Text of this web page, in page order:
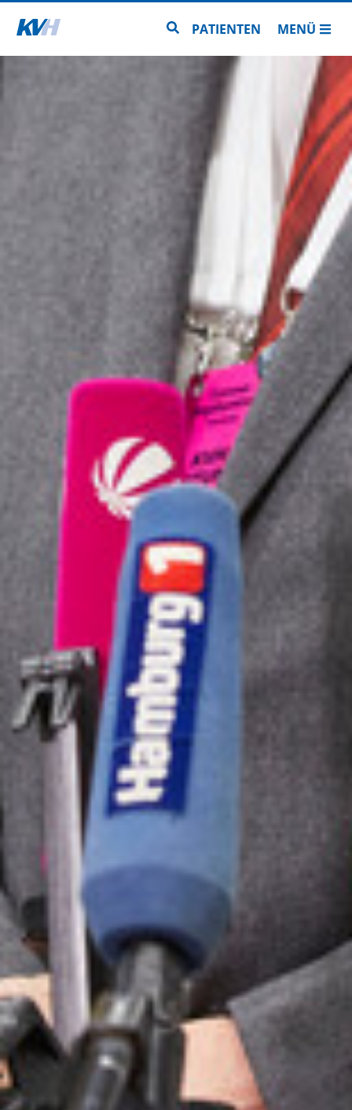
Zur Startseite Zur Seitensuche
PATIENTEN MENÜ